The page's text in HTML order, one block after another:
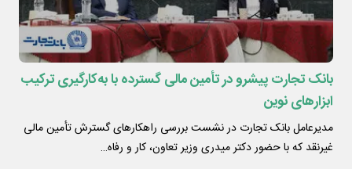
بانک تجارت پیشرو در تأمین مالی گسترده با به‌کارگیری ترکیب
ابزارهای نوین
مدیرعامل بانک تجارت در نشست بررسی راهکارهای گسترش تأمین مالی
غیرنقد که با حضور دکتر میدری وزیر تعاون، کار و رفاه…